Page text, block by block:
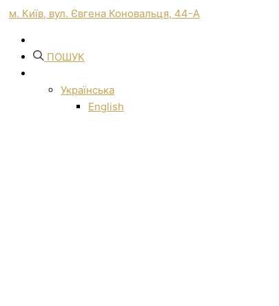
м. Київ, вул. Євгена Коновальця, 44-А
ПОШУК
Українська
English